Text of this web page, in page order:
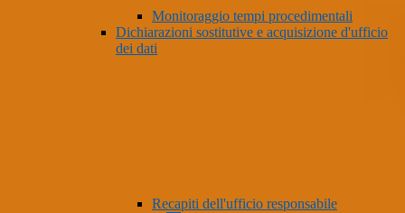
Monitoraggio tempi procedimentali
Dichiarazioni sostitutive e acquisizione d'ufficio
dei dati
Recapiti dell'ufficio responsabile